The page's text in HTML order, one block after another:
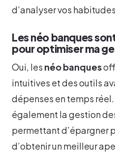
d’analyser vos
Les néo banques
pour optimiser ma
Oui, les néo banques
intuitives et des outils
dépenses en temps
également la gestion
permettant d’épargner
d’obtenir un meilleur